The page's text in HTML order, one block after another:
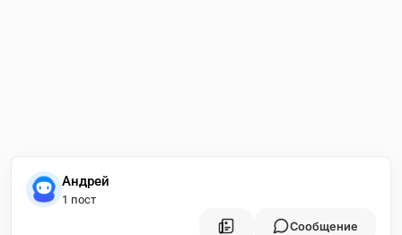
Андрей
1 пост
Сообщение